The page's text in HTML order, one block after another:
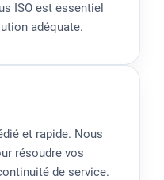
ISO est essentiel
adéquate.
et rapide. Nous
résoudre vos
de service.